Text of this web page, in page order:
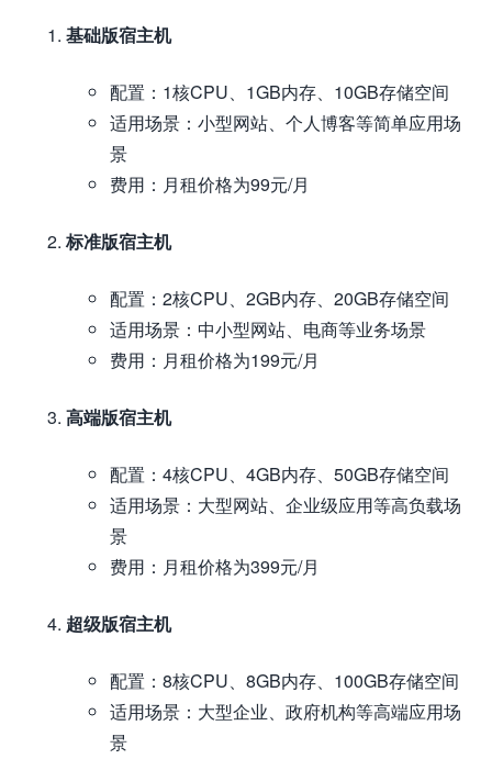
基础版宿主机
配置：1核CPU、1GB内存、10GB存储空间
适用场景：小型网站、个人博客等简单应用场
景
费用：月租价格为99元/月
标准版宿主机
配置：2核CPU、2GB内存、20GB存储空间
适用场景：中小型网站、电商等业务场景
费用：月租价格为199元/月
高端版宿主机
配置：4核CPU、4GB内存、50GB存储空间
适用场景：大型网站、企业级应用等高负载场
景
费用：月租价格为399元/月
超级版宿主机
配置：8核CPU、8GB内存、100GB存储空间
适用场景：大型企业、政府机构等高端应用场
景